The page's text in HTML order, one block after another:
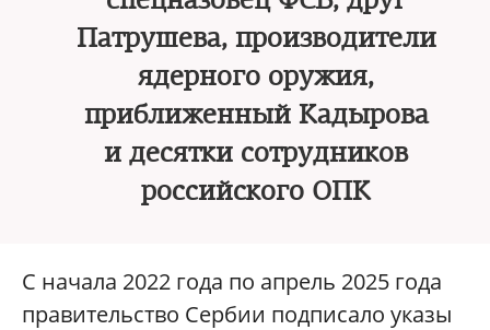
Патрушева, производители
ядерного оружия,
приближенный Кадырова
и десятки сотрудников
российского ОПК
С начала 2022 года по апрель 2025 года
правительство Сербии подписало указы